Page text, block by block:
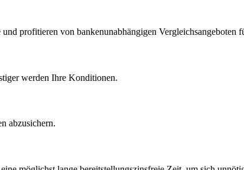
profitieren von bankenunabhängigen Vergleichsangeboten
werden Ihre Konditionen.
abzusichern.